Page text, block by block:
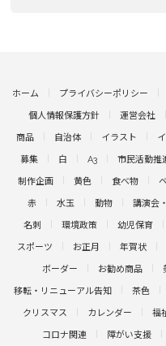
ホーム プライバシーポリシー
個人情報保護方針 運営会社
商品 自治体 イラスト
募集 白 A3 市民活動推
制作企画 黄色 食べ物
赤 水玉 動物 講演会
名刺 環境政策 幼児保育
スポーツ お正月 年賀状
ボーダー お勧め商品
移転・リニューアル告知 茶色
クリスマス カレンダー 福
コロナ関連 障がい支援